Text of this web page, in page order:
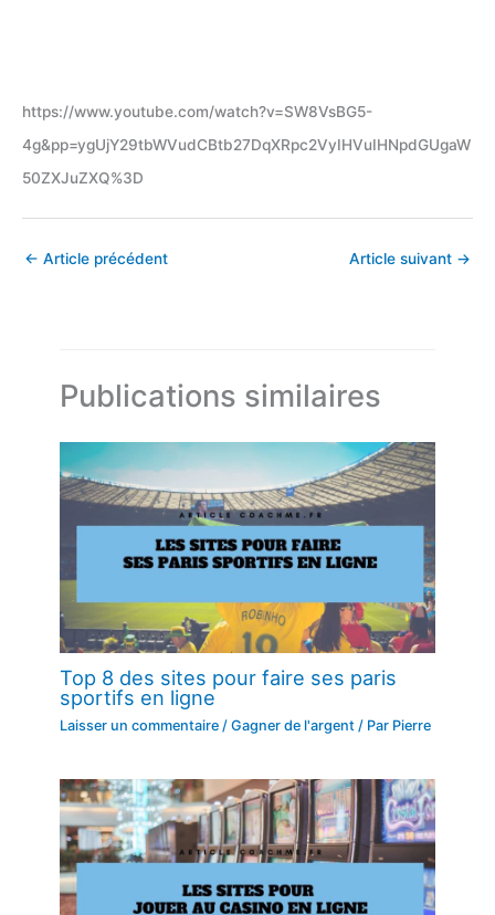
https://www.youtube.com/watch?v=SW8VsBG5-
4g&pp=ygUjY29tbWVudCBtb27DqXRpc2VyIHVuIHNpdGUgaW
50ZXJuZXQ%3D
← Article précédent Article suivant →
Publications similaires
Top 8 des sites pour faire ses paris
sportifs en ligne
Laisser un commentaire /Gagner de l'argent / Par Pierre